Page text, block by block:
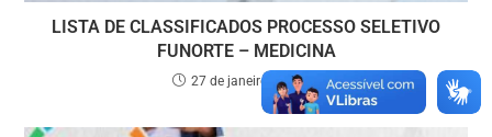
LISTA DE CLASSIFICADOS PROCESSO SELETIVO
FUNORTE – MEDICINA
27 de janeiro de 2024